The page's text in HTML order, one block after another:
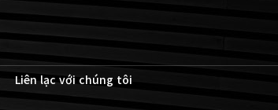
Liên lạc với chúng tôi